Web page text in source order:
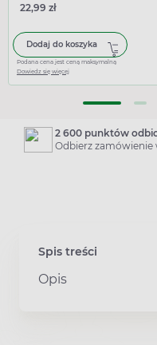
22,99 zł
Dodaj do koszyka
Podana cena jest ceną maksymalną
Dowiedz się więcej
2 600 punktów
Odbierz zamówienie
Spis treści
Opis